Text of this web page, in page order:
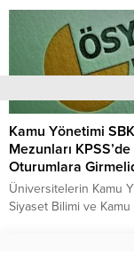
KPSS'de hangi
katılacak? Hangi
testlere başvuracak?
mezunlar hangi puan
sınava girecek?
haberimizde
Kamu Yönetimi
Mezunları
Oturumlara
Üniversitelerin Kamu
Siyaset Bilimi ve